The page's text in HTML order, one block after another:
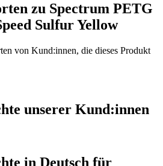
zu Spectrum PETG
Sulfur Yellow
von Kund:innen, die dieses Produkt
unserer Kund:innen
in Deutsch für